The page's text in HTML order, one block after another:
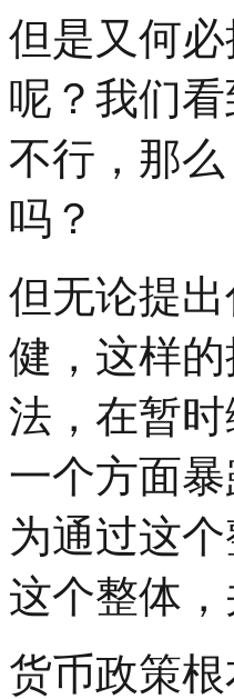
但是又何
呢？我们
不行，那
吗？
但无论提
健，这样
法，在暂
一个方面
为通过这
这个整体
货币政策